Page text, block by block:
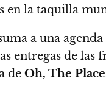
en la taquilla
a una
entregas de las
de Oh, The